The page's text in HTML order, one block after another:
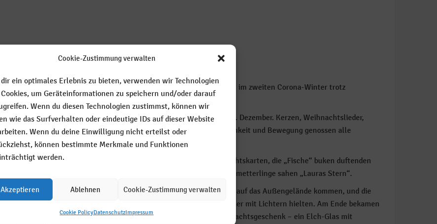
Cookie-Zustimmung verwalten
ein optimales Erlebnis zu bieten, verwenden wir Technologien
um Geräteinformationen zu speichern und/oder darauf
Wenn du diesen Technologien zustimmst, können wir
wie das Surfverhalten oder eindeutige IDs auf dieser Website
Wenn du deine Einwilligung nicht erteilst oder
können bestimmte Merkmale und Funktionen
werden.
Akzeptieren Ablehnen Cookie-Zustimmung verwalten
Cookie PolicyDatenschutzImpressum
Weihnachtsfeiern – die gab es in der Kita Helenenberg auch im zweiten Corona-Winter trotz
Bedingungen.
feierte an einem der Wochentage zwischen dem 13. und dem 16. Dezember. Kerzen, Weihnachtslieder,
und Kinderpunsch, leckeres Gebäck und eine Mischung aus Gemütlichkeit und Bewegung genossen alle
an „ihrem“ Tag, an dem sie bis 16.30 Uhr in der Kita bleiben durften.
Die „Mäuse“ bastelten wunderschöne Weihnachtskarten, die „Fische“ buken duftenden
die Raben schauten den Film „Ein Stück vom Glück“ und die Schmetterlinge sahen „Lauras Stern“.
durfte ein Elternteil (unter Berücksichtigung der 3-G-Regel) auf das Außengelände kommen, und die
sangen für die Eltern das Lied „Meine kleine Kerze“, während sie Gläser mit Lichtern hielten. Am Ende bekamen
diese Lichter überreicht und das von ihrem Kind gebastelte Weihnachtsgeschenk – ein Elch-Glas mit